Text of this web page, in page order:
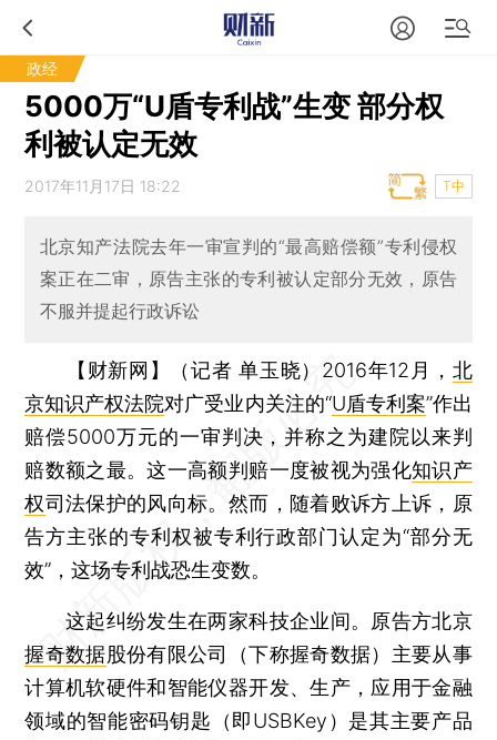
政经
5000万“U盾专利战”生变 部分权
利被认定无效
2017年11月17日 18:22 T中
北京知产法院去年一审宣判的“最高赔偿额”专利侵权
案正在二审，原告主张的专利被认定部分无效，原告
不服并提起行政诉讼
【财新网】（记者 单玉晓） 2016年12月， 北
京知识产权法院对广受业内关注的“U盾专利案”作出
赔偿5000万元的一审判决，并称之为建院以来判
赔数额之最。这一高额判赔一度被视为强化知识产
权司法保护的风向标。然而，随着败诉方上诉，原
告方主张的专利权被专利行政部门认定为“部分无
效”，这场专利战恐生变数。
这起纠纷发生在两家科技企业间。原告方北京
握奇数据股份有限公司（下称握奇数据）主要从事
计算机软硬件和智能仪器开发、生产，应用于金融
领域的智能密码钥匙（即USBKey）是其主要产品